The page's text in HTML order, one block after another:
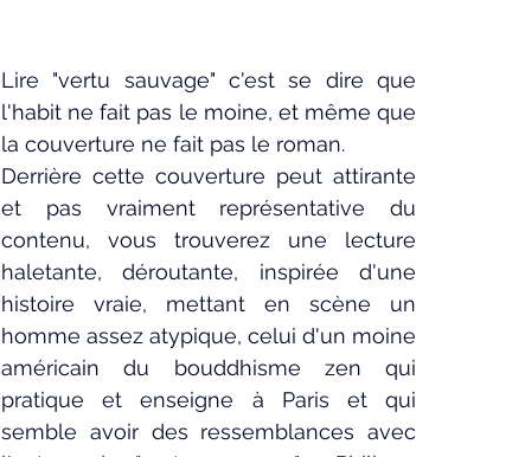
Lire "vertu sauvage" c'est se dire que
l'habit ne fait pas le moine, et même que
la couverture ne fait pas le roman.
Derrière cette couverture peut attirante
et pas vraiment représentative du
contenu, vous trouverez une lecture
haletante, déroutante, inspirée d'une
histoire vraie, mettant en scène un
homme assez atypique, celui d'un moine
américain du bouddhisme zen qui
pratique et enseigne à Paris et qui
semble avoir des ressemblances avec